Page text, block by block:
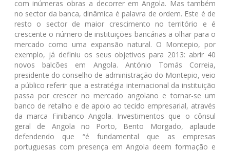
com inúmeras obras a decorrer em Angola. Mas também
no sector da banca, dinâmica é palavra de ordem. Este é de
resto o sector de maior crescimento no território e é
crescente o número de instituições bancárias a olhar para o
mercado como uma expansão natural. O Montepio, por
exemplo, já definiu os seus objetivos para 2013: abrir 40
novos balcões em Angola. António Tomás Correia,
presidente do conselho de administração do Montepio, veio
a público referir que a estratégia internacional da instituição
passa por crescer no mercado angolano e tornar-se um
banco de retalho e de apoio ao tecido empresarial, através
da marca Finibanco Angola. Investimentos que o cônsul
geral de Angola no Porto, Bento Morgado, aplaude
defendendo que “é fundamental que as empresas
portuguesas com presença em Angola deem formação e